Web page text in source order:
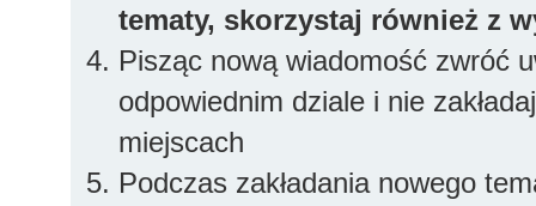
tematy, skorzystaj również z
Pisząc nową wiadomość zwróć
odpowiednim dziale i nie
miejscach
Podczas zakładania nowego